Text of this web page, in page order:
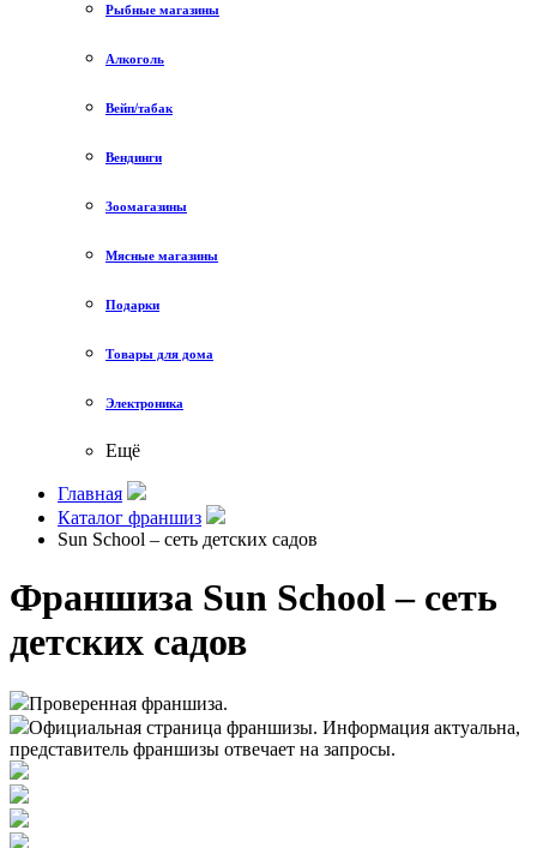
Рыбные магазины
Алкоголь
Вейп/табак
Вендинги
Зоомагазины
Мясные магазины
Подарки
Товары для дома
Электроника
Ещё
Главная
Каталог франшиз
Sun School – сеть детских садов
Франшиза Sun School – сеть
детских садов
Проверенная франшиза.
Официальная страница франшизы. Информация актуальна,
представитель франшизы отвечает на запросы.